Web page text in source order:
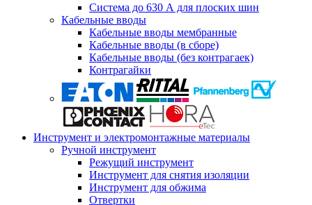
Система до 630 А для плоских шин
Кабельные вводы
Кабельные вводы мембранные
Кабельные вводы (в сборе)
Кабельные вводы (без контрагаек)
Контрагайки
Инструмент и электромонтажные материалы
Ручной инструмент
Режущий инструмент
Инструмент для снятия изоляции
Инструмент для обжима
Отвертки